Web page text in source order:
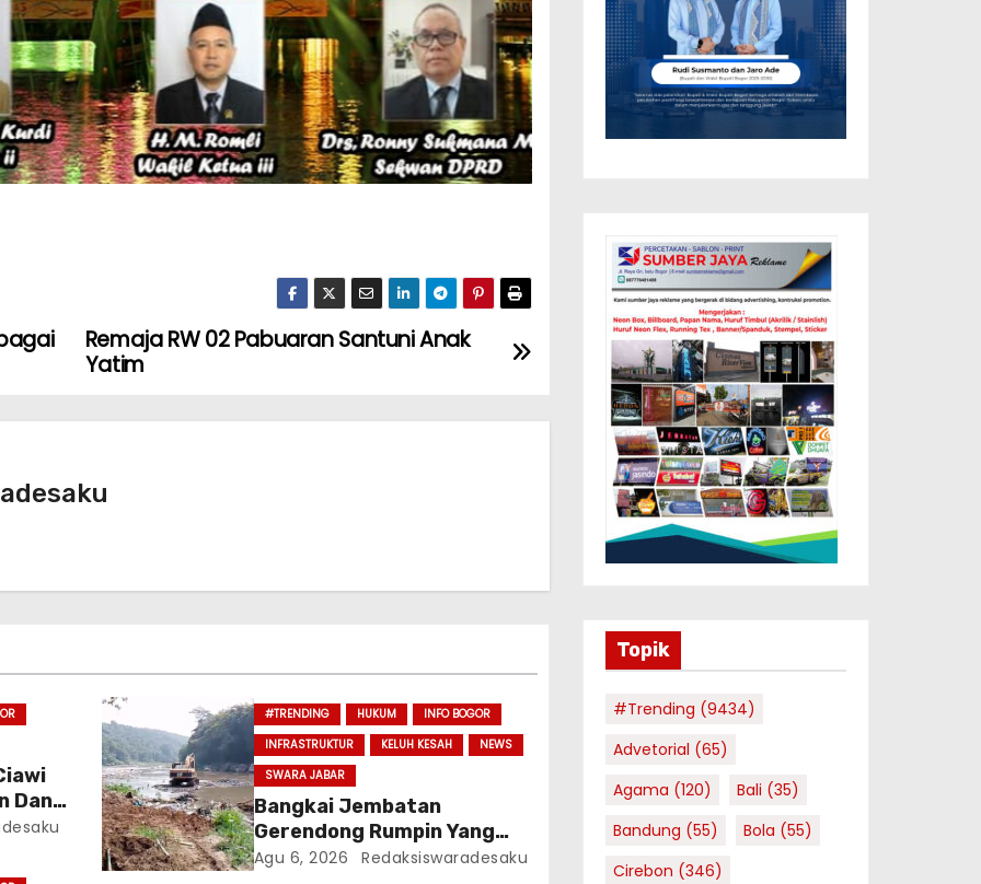
Remaja RW 02 Pabuaran Santuni Anak
Yatim
Dan
#TRENDING HUKUM
INFO BOGOR
INFRASTRUKTUR
KELUH KESAH
NEWS
SWARA JABAR
Bangkai Jembatan
Gerendong Rumpin Yang
Hanyut Pada Tahun 2019
Agu 6, 2026 Redaksiswaradesaku
Topik
#Trending (9434)
Advetorial (65)
Agama (120) Bali (35)
Bandung (55) Bola (55)
Cirebon (346)